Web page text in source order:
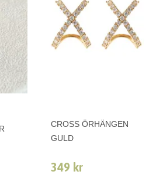
CROSS ÖRHÄNGEN
GULD
349 kr